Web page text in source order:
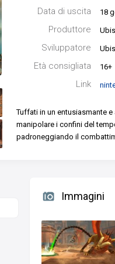
Data di uscita 18
Produttore
Sviluppatore
Età consigliata 16+
Link
Tuffati in un entusiasmante
manipolare i confini del
padroneggiando il
Immagini